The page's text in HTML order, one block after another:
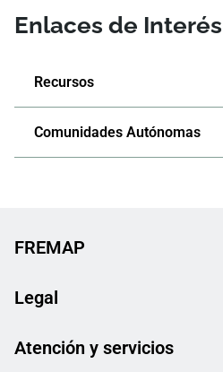
Enlaces de Interés
Recursos
Comunidades Autónomas
FREMAP
Legal
Atención y servicios